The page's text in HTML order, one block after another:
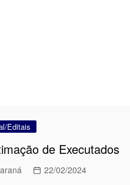
Editais
de Executados
22/02/2024